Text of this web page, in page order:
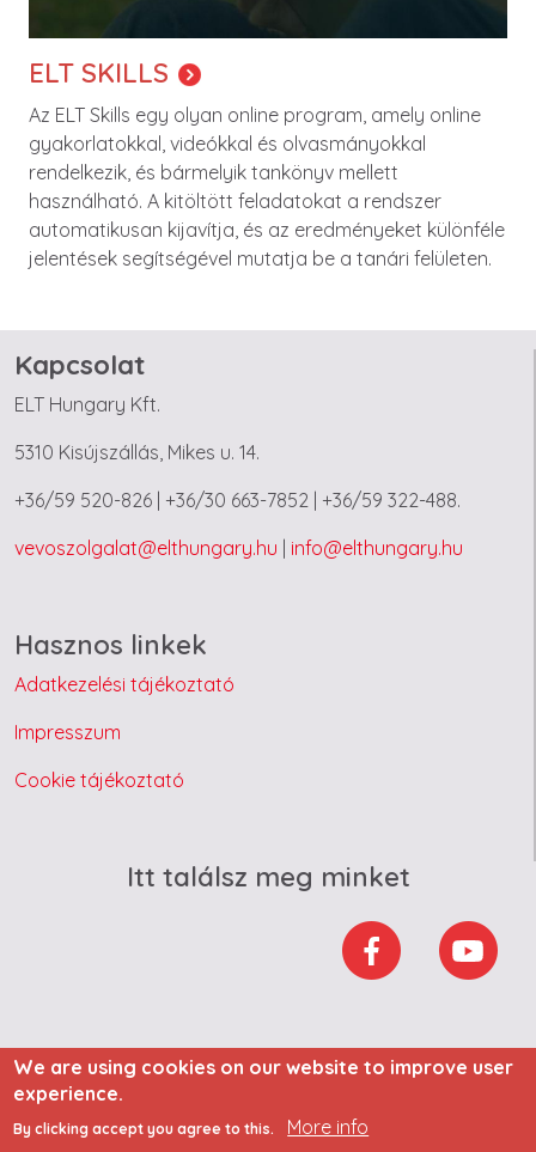
ELT SKILLS
Az ELT Skills egy olyan online program, amely online
gyakorlatokkal, videókkal és olvasmányokkal
rendelkezik, és bármelyik tankönyv mellett
használható. A kitöltött feladatokat a rendszer
automatikusan kijavítja, és az eredményeket különféle
jelentések segítségével mutatja be a tanári felületen.
Kapcsolat
ELT Hungary Kft.
5310 Kisújszállás, Mikes u. 14.
+36/59 520-826 | +36/30 663-7852 | +36/59 322-488.
vevoszolgalat@elthungary.hu
info@elthungary.hu
Hasznos linkek
Adatkezelési tájékoztató
Impresszum
Cookie tájékoztató
Itt találsz meg minket
We are using cookies on our website to improve user
experience.
By clicking accept you agree to this. More info